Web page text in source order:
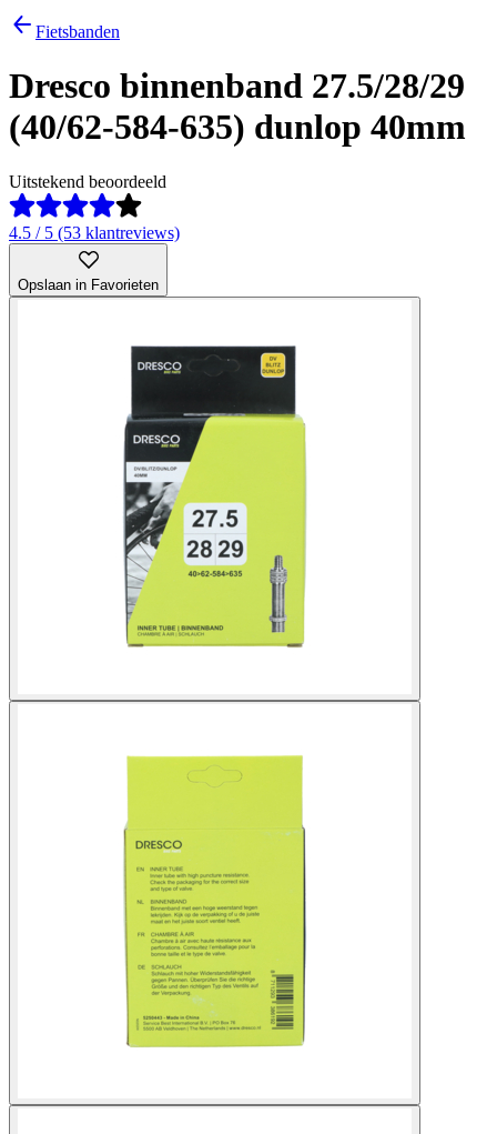
Fietsbanden
Dresco binnenband 27.5/28/29
(40/62-584-635) dunlop 40mm
Uitstekend beoordeeld
4.5 / 5 (53 klantreviews)
Opslaan in Favorieten